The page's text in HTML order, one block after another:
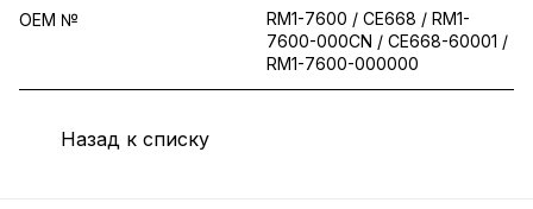
OEM №
RM1-7600 / CE668 / RM1-
7600-000CN / CE668-60001 /
RM1-7600-000000
Назад к списку